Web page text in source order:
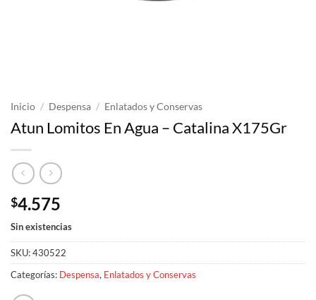
Inicio / Despensa / Enlatados y Conservas
Atun Lomitos En Agua – Catalina X175Gr
$4.575
Sin existencias
SKU:430522
Categorías: Despensa, Enlatados y Conservas